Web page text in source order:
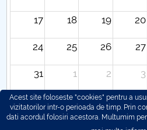
17 18 19 20
24 25 26 27
31 1 2 3
Acest site foloseste "cookies" pentru a
vizitatorilor intr-o perioada de timp. Prin
dati acordul folosiri acestora. Multumim